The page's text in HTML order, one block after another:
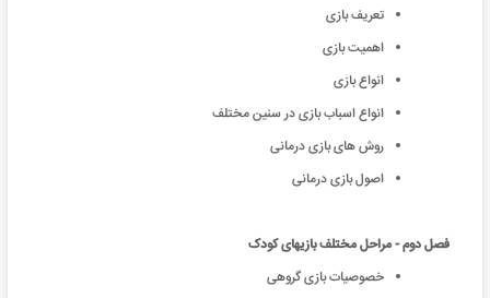
تعریف بازی
اهمیت بازی
انواع بازی
انواع اسباب بازی در سنین مختلف
روش های بازی درمانی
اصول بازی درمانی
فصل دوم - مراحل مختلف بازیهای کودک
خصوصیات بازی گروهی